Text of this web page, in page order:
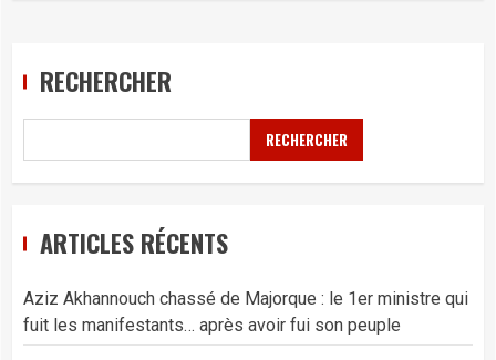
RECHERCHER
RECHERCHER
ARTICLES RÉCENTS
Aziz Akhannouch chassé de Majorque : le 1er ministre qui
fuit les manifestants… après avoir fui son peuple